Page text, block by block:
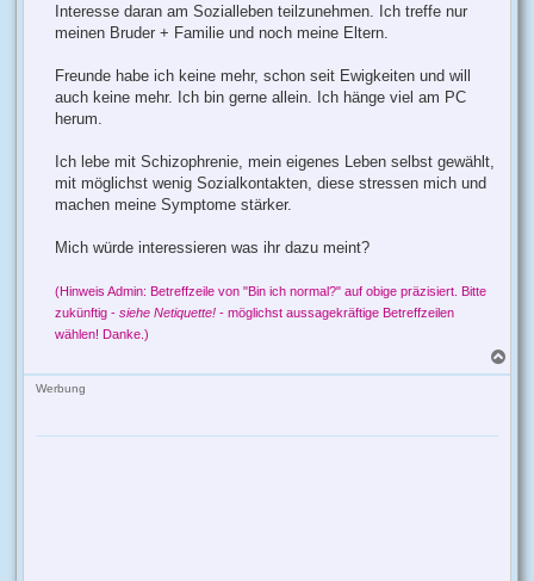
Interesse daran am Sozialleben teilzunehmen. Ich treffe nur
meinen Bruder + Familie und noch meine Eltern.
Freunde habe ich keine mehr, schon seit Ewigkeiten und will
auch keine mehr. Ich bin gerne allein. Ich hänge viel am PC
herum.
Ich lebe mit Schizophrenie, mein eigenes Leben selbst gewählt,
mit möglichst wenig Sozialkontakten, diese stressen mich und
machen meine Symptome stärker.
Mich würde interessieren was ihr dazu meint?
(Hinweis Admin: Betreffzeile von "Bin ich normal?" auf obige präzisiert. Bitte
zukünftig - siehe Netiquette! - möglichst aussagekräftige Betreffzeilen
wählen! Danke.)
Werbung